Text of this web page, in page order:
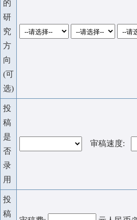
的
研
究
方
向
(可
选)
投
稿
是
否
录
用
审稿速度:
投
稿